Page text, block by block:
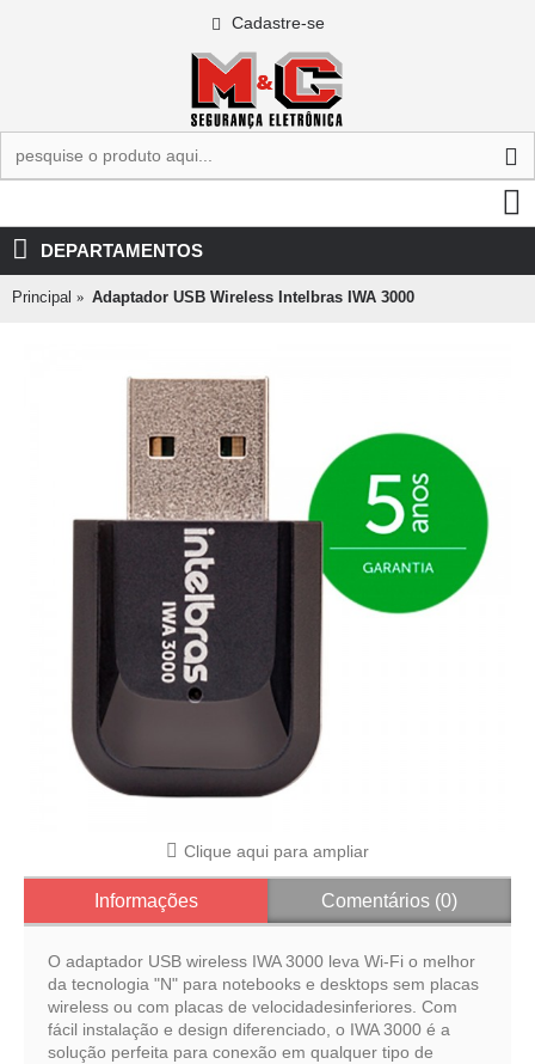
Cadastre-se
DEPARTAMENTOS
Principal Adaptador USB Wireless Intelbras IWA 3000
Clique aqui para ampliar
Informações Comentários (0)
O adaptador USB wireless IWA 3000 leva Wi-Fi o melhor
da tecnologia "N" para notebooks e desktops sem placas
wireless ou com placas de velocidadesinferiores. Com
fácil instalação e design diferenciado, o IWA 3000 é a
solução perfeita para conexão em qualquer tipo de